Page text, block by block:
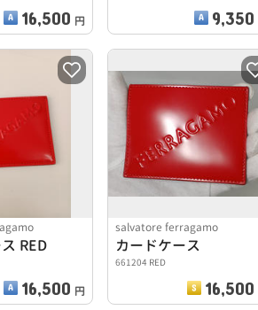
16,500 円 9,350
RED
16,500 円
salvatore ferragamo
カードケース
661204 RED
16,500